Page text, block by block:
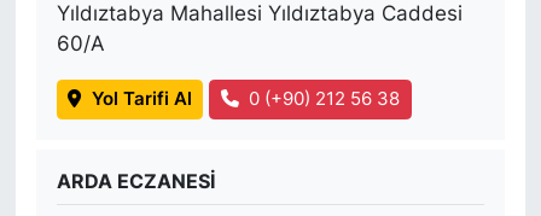
Yıldıztabya Mahallesi Yıldıztabya Caddesi
60/A
Yol Tarifi Al 0 (+90) 212 56 38
ARDA ECZANESİ